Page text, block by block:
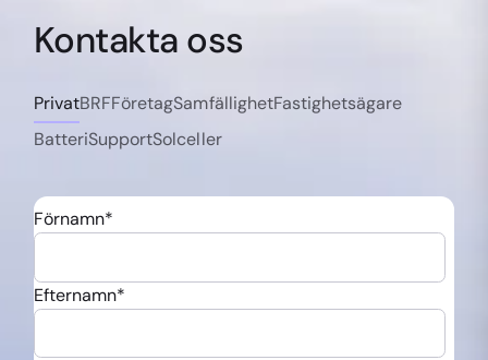
Kontakta oss
PrivatBRFFöretagSamfällighetFastighetsägare
BatteriSupportSolceller
Förnamn*
Efternamn*